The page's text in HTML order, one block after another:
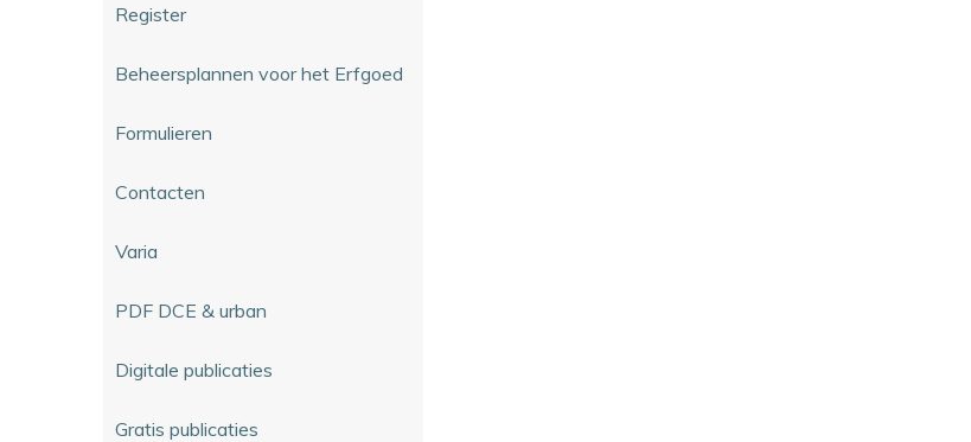
Register
Beheersplannen voor het Erfgoed
Formulieren
Contacten
Varia
PDF DCE & urban
Digitale publicaties
Gratis publicaties